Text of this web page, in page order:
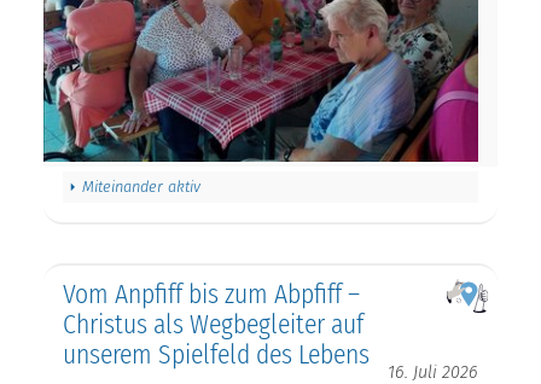
Miteinander aktiv
Vom Anpfiff bis zum Abpfiff –
Christus als Wegbegleiter auf
unserem Spielfeld des Lebens
16. Juli 2026